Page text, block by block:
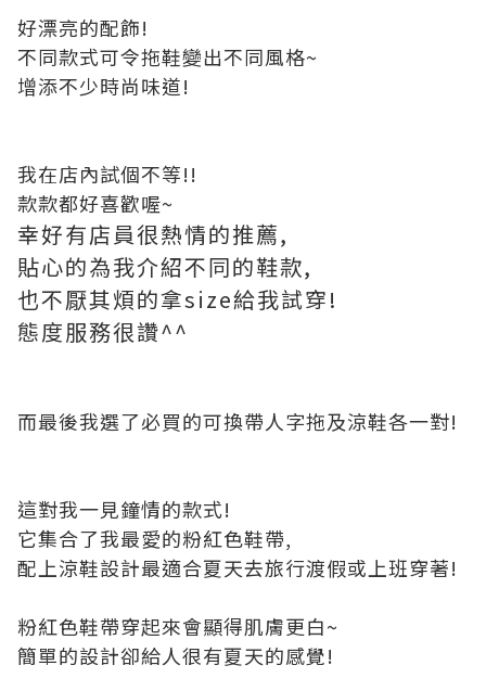
好漂亮的配飾!
不同款式可令拖鞋變出不同風格~
增添不少時尚味道!
我在店內試個不等!!
款款都好喜歡喔~
幸好有店員很熱情的推薦,
貼心的為我介紹不同的鞋款,
也不厭其煩的拿size給我試穿!
態度服務很讚^^
而最後我選了必買的可換帶人字拖及涼鞋各一對!
這對我一見鐘情的款式!
它集合了我最愛的粉紅色鞋帶,
配上涼鞋設計最適合夏天去旅行渡假或上班穿著!
粉紅色鞋帶穿起來會顯得肌膚更白~
簡單的設計卻給人很有夏天的感覺!